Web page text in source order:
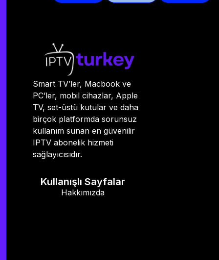
Smart TV’ler, Macbook ve
PC’ler, mobil cihazlar, Apple
TV, set-üstü kutular ve daha
birçok platformda sorunsuz
kullanım sunan en güvenilir
IPTV abonelik hizmeti
sağlayıcısıdır.
Kullanışlı Sayfalar
Hakkımızda